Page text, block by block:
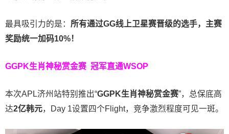
最具吸引力的是： 所有通过GG线上卫星赛晋级的选手，主赛
奖励统一加码10%！
GGPK生肖神秘赏金赛 冠军直通WSOP
本次APL济州站特别推出“GGPK生肖神秘赏金赛”，总保底高
达2亿韩元，Day 1设置四个Flight，竞争激烈程度可见一斑。